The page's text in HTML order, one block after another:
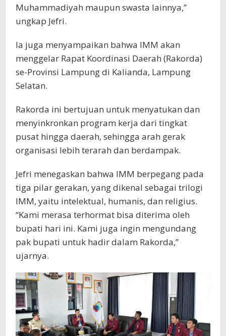
Muhammadiyah maupun swasta lainnya,”
ungkap Jefri.
Ia juga menyampaikan bahwa IMM akan
menggelar Rapat Koordinasi Daerah (Rakorda)
se-Provinsi Lampung di Kalianda, Lampung
Selatan.
Rakorda ini bertujuan untuk menyatukan dan
menyinkronkan program kerja dari tingkat
pusat hingga daerah, sehingga arah gerak
organisasi lebih terarah dan berdampak.
Jefri menegaskan bahwa IMM berpegang pada
tiga pilar gerakan, yang dikenal sebagai trilogi
IMM, yaitu intelektual, humanis, dan religius.
“Kami merasa terhormat bisa diterima oleh
bupati hari ini. Kami juga ingin mengundang
pak bupati untuk hadir dalam Rakorda,”
ujarnya.